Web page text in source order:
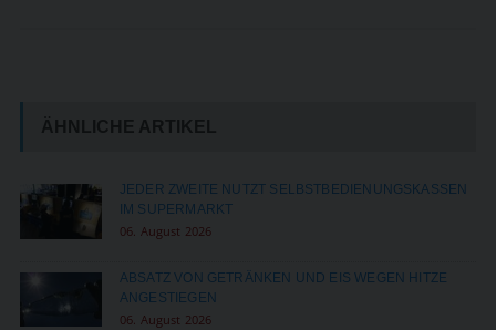
ÄHNLICHE ARTIKEL
JEDER ZWEITE NUTZT SELBSTBEDIENUNGSKASSEN
IM SUPERMARKT
06. August 2026
ABSATZ VON GETRÄNKEN UND EIS WEGEN HITZE
ANGESTIEGEN
06. August 2026